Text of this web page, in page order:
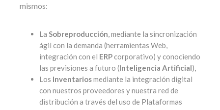
mismos:
La Sobreproducción, mediante la sincronización
ágil con la demanda (herramientas Web,
integración con el ERPcorporativo) y conociendo
las previsiones a futuro (Inteligencia Artificial),
Los Inventariosmediante la integración digital
con nuestros proveedores y nuestra red de
distribución a través del uso de Plataformas